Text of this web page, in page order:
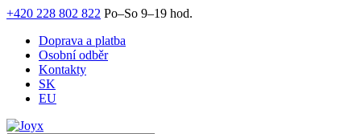
+420 228 802 822 Po–So 9–19 hod.
Doprava a platba
Osobní odběr
Kontakty
SK
EU